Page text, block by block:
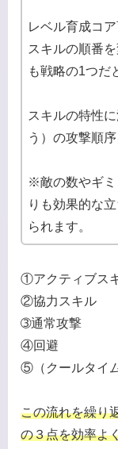
レベル育成コ
スキルの順番
も戦略の1つだ
スキルの特性
う）の攻撃順
※敵の数やギミ
りも効果的な
られます。
①アクティブス
②協力スキル
➂通常攻撃
④回避
⑤（クールタイ
この流れを繰り
の３点を効率よ